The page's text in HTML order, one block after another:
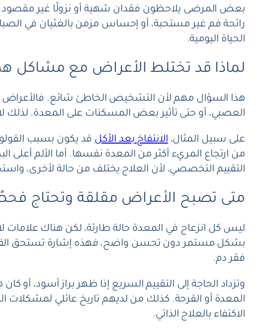
بعض المرضى يلاحظون فقدان شهية أو نزولًا غير
رائحة فم غير مستحبة، أو إحساس مزمن بالغثيان في
الحياة اليومية.
لماذا قد تختلط الأعراض مع مشاكل
هذا السؤال مهم لأن التشخيص الخاطئ شائع. فالأعراض
العصبي، أو حتى تأثير بعض المسكنات على المعدة. لذلك
على سبيل المثال،الانتفاخ بعد الأكلقد يكون بسبب
من ارتجاع المريء أكثر من المعدة نفسها. أما الألم
التقييم التخصصي، لأن العلاج يختلف من حالة لأخرى،
متى تصبح الأعراض مقلقة وتحتاج
ليس كل انزعاج في المعدة حالة طارئة، لكن هناك علامات لا
بشكل مستمر دون تحسن واضح، فهذه إشارة تستحق
فقر دم.
وتزداد الحاجة إلى التقييم السريع إذا ظهر براز أسود،
المعدة أو القرحة. كذلك من لديهم تاريخ عائلي لمشكلات
الاكتفاء بالعلاج الذاتي.